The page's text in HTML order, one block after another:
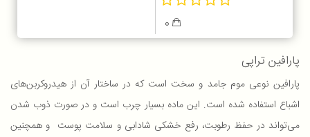
پارافین تراپی
پارافین نوعی موم جامد و سخت است که در ساختار آن از هیدروکربن‌های
اشباع استفاده شده است. این ماده بسیار چرب است و در صورت ذوب شدن
می‌تواند در حفظ رطوبت، رفع خشکی شادابی و سلامت پوست و همچنین